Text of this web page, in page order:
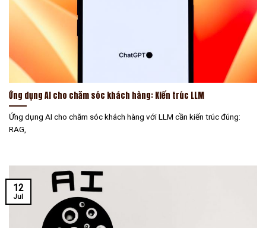
Ứng dụng AI cho chăm sóc khách hàng: Kiến trúc LLM
Ứng dụng AI cho chăm sóc khách hàng với LLM cần kiến trúc đúng:
RAG,
12
Jul